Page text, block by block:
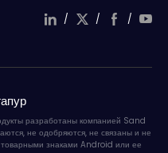
/ / /
разработаны компанией Sand
не одобряются, не связаны и не
знаками Android или ее